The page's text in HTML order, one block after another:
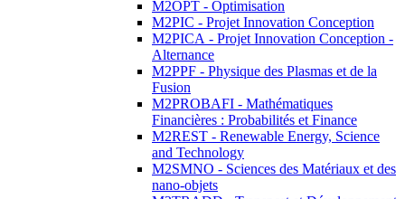
M2OPT - Optimisation
M2PIC - Projet Innovation Conception
M2PICA - Projet Innovation Conception -
Alternance
M2PPF - Physique des Plasmas et de la
Fusion
M2PROBAFI - Mathématiques
Financières : Probabilités et Finance
M2REST - Renewable Energy, Science
and Technology
M2SMNO - Sciences des Matériaux et des
nano-objets